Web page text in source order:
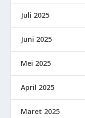
Juli 2025
Juni 2025
Mei 2025
April 2025
Maret 2025